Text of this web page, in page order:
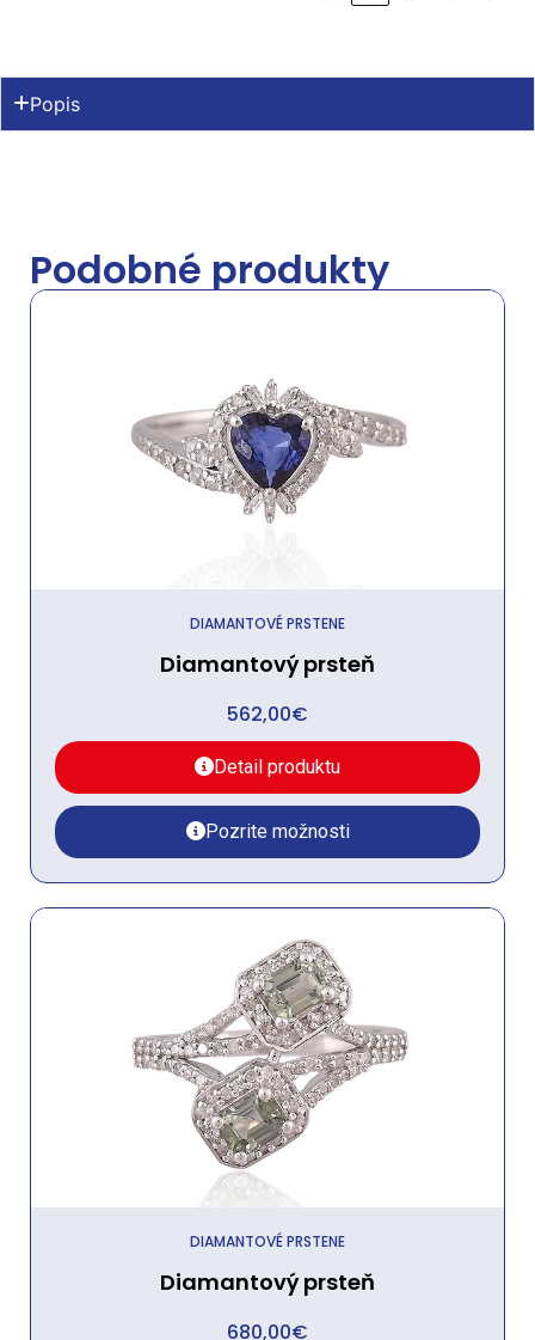
Popis
Podobné produkty
DIAMANTOVÉ PRSTENE
Diamantový prsteň
562,00€
Detail produktu
Pozrite možnosti
DIAMANTOVÉ PRSTENE
Diamantový prsteň
680,00€